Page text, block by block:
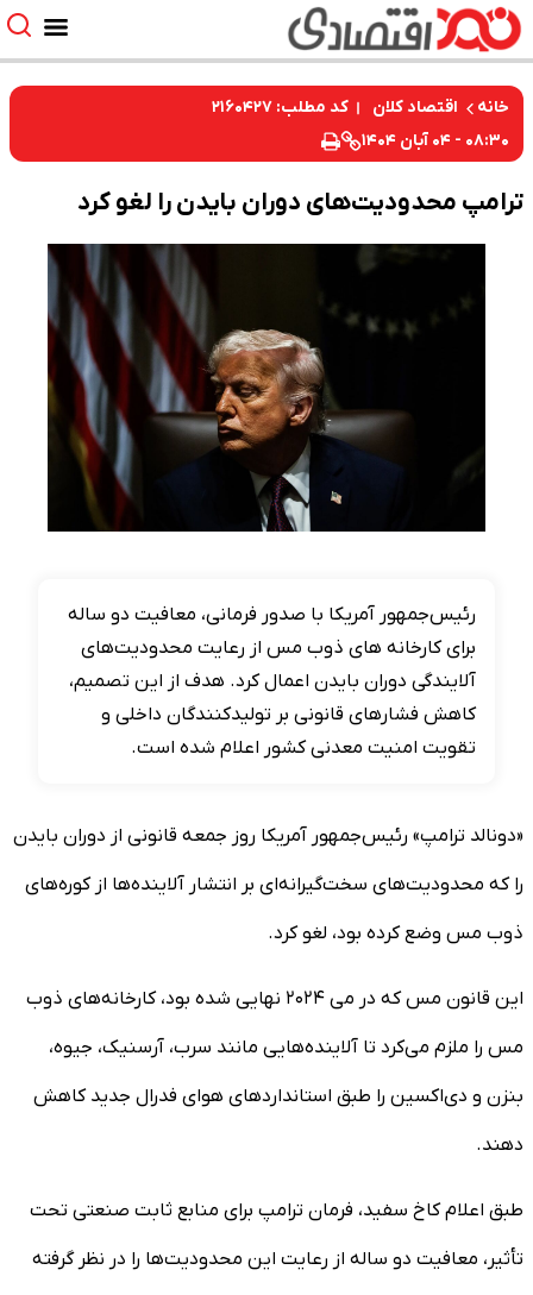
خانه اقتصاد کلان
کد مطلب: ۲۱۶۰۴۲۷
۰۸:۳۰ - ۰۴ آبان ۱۴۰۴
ترامپ محدودیت‌های دوران بایدن را لغو کرد
رئیس‌جمهور آمریکا با صدور فرمانی، معافیت دو ساله
برای کارخانه‌ های ذوب مس از رعایت محدودیت‌های
آلایندگی دوران بایدن اعمال کرد. هدف از این تصمیم،
کاهش فشارهای قانونی بر تولیدکنندگان داخلی و
تقویت امنیت معدنی کشور اعلام شده است.
«دونالد ترامپ» رئیس‌جمهور آمریکا روز جمعه قانونی از دوران بایدن
را که محدودیت‌های سخت‌گیرانه‌ای بر انتشار آلاینده‌ها از کوره‌های
ذوب مس وضع کرده بود، لغو کرد.
این قانون مس که در می ۲۰۲۴ نهایی شده بود، کارخانه‌های ذوب
مس را ملزم می‌کرد تا آلاینده‌هایی مانند سرب، آرسنیک، جیوه،
بنزن و دی‌اکسین را طبق استانداردهای هوای فدرال جدید کاهش
دهند.
طبق اعلام کاخ سفید، فرمان ترامپ برای منابع ثابت صنعتی تحت
تأثیر، معافیت دو ساله از رعایت این محدودیت‌ها را در نظر گرفته